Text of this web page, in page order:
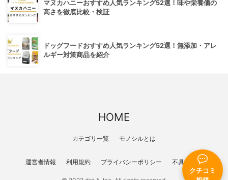
クチコミ
マヌカハニーおすすめ人気ランキング52選！味や栄養価の
高さを徹底比較・検証
ドッグフードおすすめ人気ランキング52選！無添加・アレ
ルギー対策商品を紹介
HOME
カテゴリ一覧 モノシルとは
運営者情報 利用規約 プライバシーポリシー 不具合報告